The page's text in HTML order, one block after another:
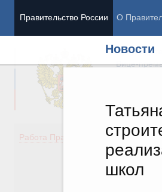
Правительство России О
Новости
школ
Вице-
Работа Правительства